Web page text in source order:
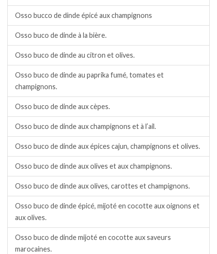
Osso bucco de dinde épicé aux champignons
Osso buco de dinde à la bière.
Osso buco de dinde au citron et olives.
Osso buco de dinde au paprika fumé, tomates et
champignons.
Osso buco de dinde aux cèpes.
Osso buco de dinde aux champignons et à l’ail.
Osso buco de dinde aux épices cajun, champignons et olives.
Osso buco de dinde aux olives et aux champignons.
Osso buco de dinde aux olives, carottes et champignons.
Osso buco de dinde épicé, mijoté en cocotte aux oignons et
aux olives.
Osso buco de dinde mijoté en cocotte aux saveurs
marocaines.